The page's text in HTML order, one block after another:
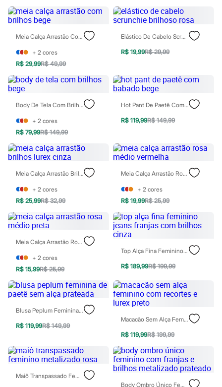
Miss Fifteen
Palomino
Calcinhas
Cuecas
Meias
Pijamas
Moda praia
Biquínis e Maiôs
Blusas de proteção
Sungas
Personagens
Bluey
Disney
Hello Kitty
Homem Aranha
Minecraft
Naruto
Patrulha Canina
Stitch
Beleza
Perfumes árabes
Novidades
Condicionador
Escovas e Pentes
Finalizadores
Shampoo
Tratamento
Cuidados com o corpo
Hidratante
Protetor solar
Tratamento
Cuidados com o rosto
Protetor solar
Tônicos
Base
Meia Calça Arrastão Com Brilhos Bege
+ 2 cores
R$ 29,99R$ 49,99
Elástico De Cabelo Scrunchie Brilhoso Rosa
R$ 19,99R$ 29,99
Body De Tela Com Brilhos Bege
+ 2 cores
R$ 79,99R$ 149,99
Hot Pant De Paetê Com Babado Bege
R$ 119,99R$ 149,99
Meia Calça Arrastão Brilhos Lurex Cinza
+ 2 cores
R$ 25,99R$ 32,99
Meia Calça Arrastão Rosa Médio Vermelha
+ 2 cores
R$ 19,99R$ 25,99
Meia Calça Arrastão Rosa Médio Preta
+ 2 cores
R$ 15,99R$ 25,99
Top Alça Fina Feminino Jeans Franjas Com Brilhos Cinza
R$ 189,99R$ 199,99
Blusa Peplum Feminina De Paetê Sem Alça Prateada
R$ 119,99R$ 149,99
Macacão Sem Alça Feminino Com Recortes E Lurex Preto
R$ 119,99R$ 199,99
Maiô Transpassado Feminino Metalizado Rosa
Body Ombro Único Feminino Com Franjas E Brilhos Metalizado Prateado